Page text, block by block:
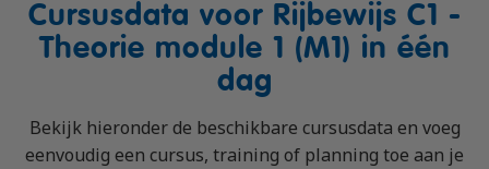
Cursusdata voor Rijbewijs C1 -
Theorie module 1 (M1) in één
dag
Bekijk hieronder de beschikbare cursusdata en voeg
eenvoudig een cursus, training of planning toe aan je